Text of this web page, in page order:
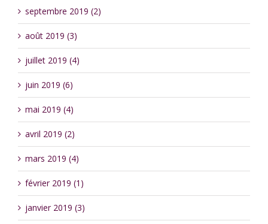
septembre 2019 (2)
août 2019 (3)
juillet 2019 (4)
juin 2019 (6)
mai 2019 (4)
avril 2019 (2)
mars 2019 (4)
février 2019 (1)
janvier 2019 (3)